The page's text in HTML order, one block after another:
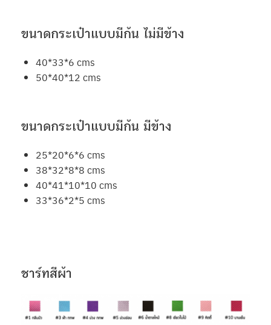
ขนาดกระเป๋าแบบมีก้น ไม่มีข้าง
40*33*6 cms
50*40*12 cms
ขนาดกระเป๋าแบบมีก้น มีข้าง
25*20*6*6 cms
38*32*8*8 cms
40*41*10*10 cms
33*36*2*5 cms
ชาร์ทสีผ้า